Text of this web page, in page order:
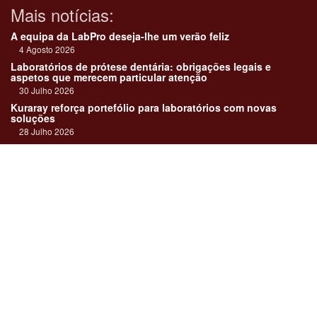
Mais notícias:
A equipa da LabPro deseja-lhe um verão feliz
4 Agosto 2026
Laboratórios de prótese dentária: obrigações legais e
aspetos que merecem particular atenção
30 Julho 2026
Kuraray reforça portefólio para laboratórios com novas
soluções
28 Julho 2026
"Devemos encarar cada caso como uma história construída